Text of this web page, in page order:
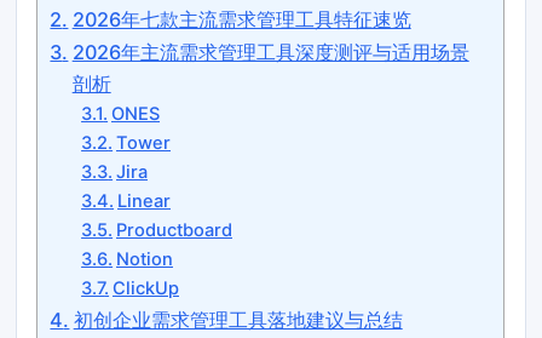
2026年七款主流需求管理工具特征速览
2026年主流需求管理工具深度测评与适用场景
剖析
ONES
Tower
Jira
Linear
Productboard
Notion
ClickUp
初创企业需求管理工具落地建议与总结